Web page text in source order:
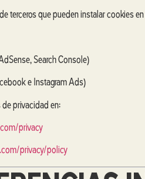
terceros que pueden instalar cookies
Search Console)
e Instagram Ads)
privacidad en:
privacy
privacy/policy